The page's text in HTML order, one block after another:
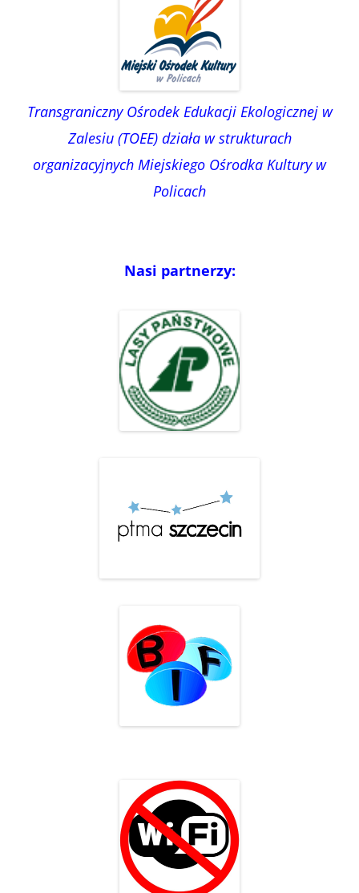
Transgraniczny Ośrodek Edukacji Ekologicznej w
Zalesiu (TOEE) działa w strukturach
organizacyjnych Miejskiego Ośrodka Kultury w
Policach
Nasi partnerzy: